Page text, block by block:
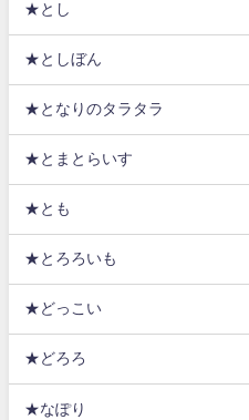
★とし
★としぼん
★となりのタラタラ
★とまとらいす
★とも
★とろろいも
★どっこい
★どろろ
★なぽり